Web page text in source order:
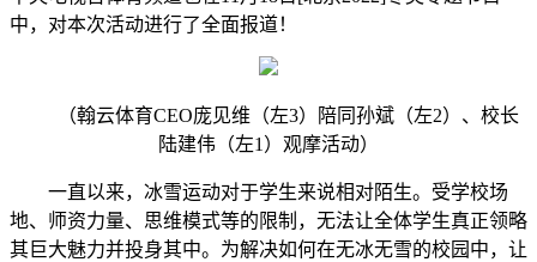
中，对本次活动进行了全面报道！
（翰云体育CEO庞见维（左3）陪同孙斌（左2）、校长
陆建伟（左1）观摩活动）
一直以来，冰雪运动对于学生来说相对陌生。受学校场
地、师资力量、思维模式等的限制，无法让全体学生真正领略
其巨大魅力并投身其中。为解决如何在无冰无雪的校园中，让